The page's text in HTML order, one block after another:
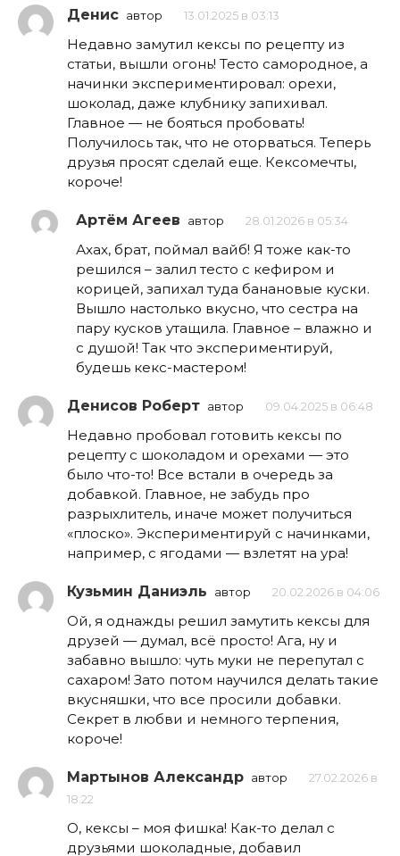
Денис автор 13.01.2025 в 03:13
Недавно замутил кексы по рецепту из
статьи, вышли огонь! Тесто самородное, а
начинки экспериментировал: орехи,
шоколад, даже клубнику запихивал.
Главное — не бояться пробовать!
Получилось так, что не оторваться. Теперь
друзья просят сделай еще. Кексомечты,
короче!
Артём Агеев автор 28.01.2026 в 05:34
Ахах, брат, поймал вайб! Я тоже как-то
решился – залил тесто с кефиром и
корицей, запихал туда банановые куски.
Вышло настолько вкусно, что сестра на
пару кусков утащила. Главное – влажно и
с душой! Так что экспериментируй,
будешь кекс-мастером!
Денисов Роберт автор 09.04.2025 в 06:48
Недавно пробовал готовить кексы по
рецепту с шоколадом и орехами — это
было что-то! Все встали в очередь за
добавкой. Главное, не забудь про
разрыхлитель, иначе может получиться
«плоско». Экспериментируй с начинками,
например, с ягодами — взлетят на ура!
Кузьмин Даниэль автор 20.02.2026 в 04:06
Ой, я однажды решил замутить кексы для
друзей — думал, всё просто! Ага, ну и
забавно вышло: чуть муки не перепутал с
сахаром! Зато потом научился делать такие
вкусняшки, что все просили добавки.
Секрет в любви и немного терпения,
короче!
Мартынов Александр автор
27.02.2026 в
18:22
О, кексы – моя фишка! Как-то делал с
друзьями шоколадные, добавил